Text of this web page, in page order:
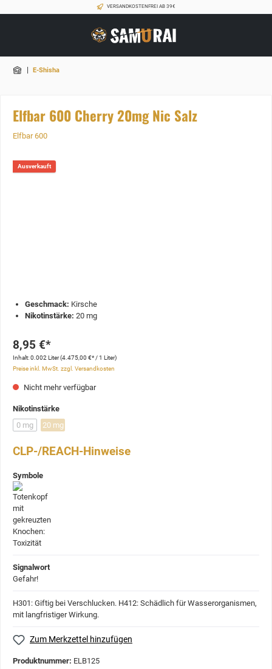
VERSANDKOSTENFREI AB 39€
| E-Shisha
Elfbar 600 Cherry 20mg Nic Salz
Elfbar 600
Ausverkauft
Geschmack: Kirsche
Nikotinstärke: 20 mg
8,95 €*
Inhalt:0.002 Liter(4.475,00 €* / 1 Liter)
Preise inkl. MwSt. zzgl. Versandkosten
Nicht mehr verfügbar
Nikotinstärke
0 mg
20 mg
CLP-/REACH-Hinweise
Symbole
Signalwort
Gefahr!
H301: Giftig bei Verschlucken. H412: Schädlich für Wasserorganismen,
mit langfristiger Wirkung.
Zum Merkzettel hinzufügen
Produktnummer: ELB125